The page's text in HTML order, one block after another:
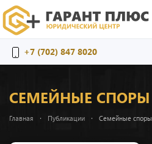
+7 (702) 847 8020
СЕМЕЙНЫЕ СПОРЫ
Главная Публикации Семейные споры